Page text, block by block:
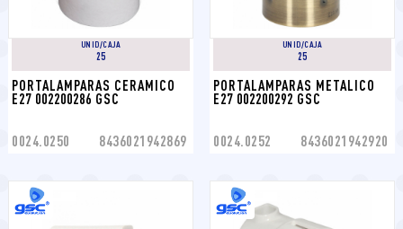
UNID/CAJA
25
PORTALAMPARAS CERAMICO
E27 002200286 GSC
0024.0250 8436021942869
UNID/CAJA
25
PORTALAMPARAS METALICO
E27 002200292 GSC
0024.0252 8436021942920